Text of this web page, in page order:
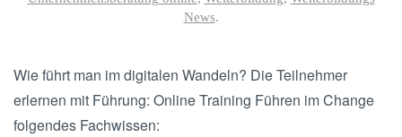
News.
Wie führt man im digitalen Wandeln? Die Teilnehmer
erlernen mit Führung: Online Training Führen im Change
folgendes Fachwissen: